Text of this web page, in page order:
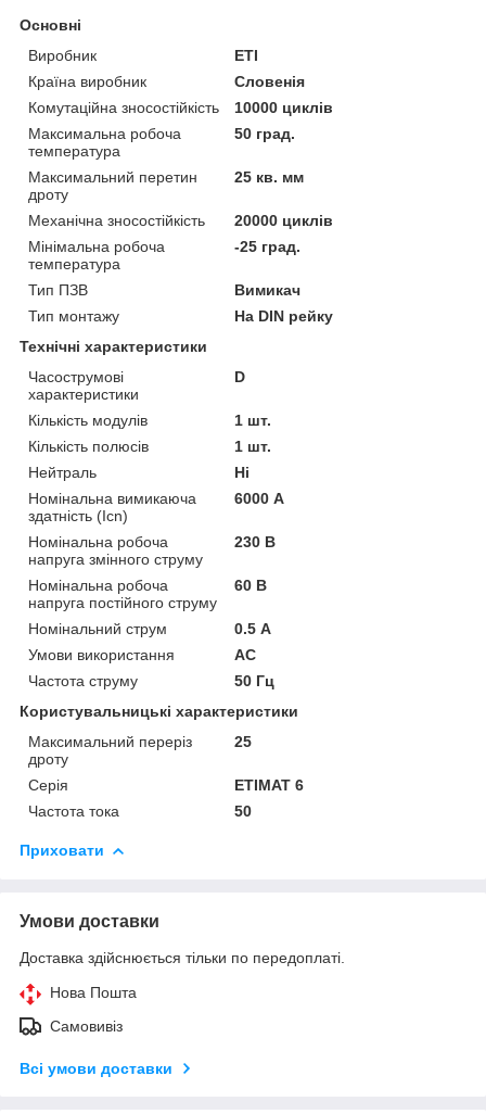
Основні
Виробник
ETI
Країна виробник
Словенія
Комутаційна зносостійкість
10000 циклів
Максимальна робоча
температура
50 град.
Максимальний перетин
дроту
25 кв. мм
Механічна зносостійкість
20000 циклів
Мінімальна робоча
температура
-25 град.
Тип ПЗВ
Вимикач
Тип монтажу
На DIN рейку
Технічні характеристики
Часострумові
характеристики
D
Кількість модулів
1 шт.
Кількість полюсів
1 шт.
Нейтраль
Ні
Номінальна вимикаюча
здатність (Icn)
6000 А
Номінальна робоча
напруга змінного струму
230 В
Номінальна робоча
напруга постійного струму
60 В
Номінальний струм
0.5 А
Умови використання
АС
Частота струму
50 Гц
Користувальницькі характеристики
Максимальний переріз
дроту
25
Серія
ETIMAT 6
Частота тока
50
Приховати
Умови доставки
Доставка здійснюється тільки по передоплаті.
Нова Пошта
Самовивіз
Всі умови доставки